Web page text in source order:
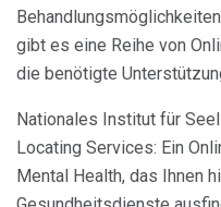
gibt es eine Reihe von
die benötigte
Nationales Institut für
Locating Services: Ein
Mental Health, das Ihnen